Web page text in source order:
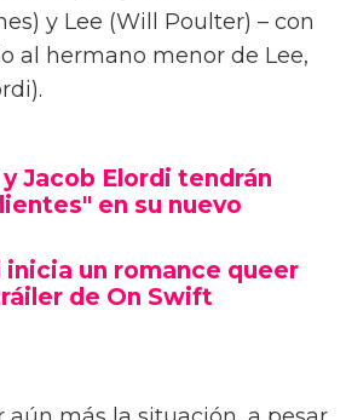
sobre las escenas
actor de Euphoria y su novio
Elordi para On Swift Horses,
'intimidantes'.
de Shannon Pufahl, On
a la pareja casada Muriel
y Lee (Will Poulter) – con
al hermano menor de Lee,